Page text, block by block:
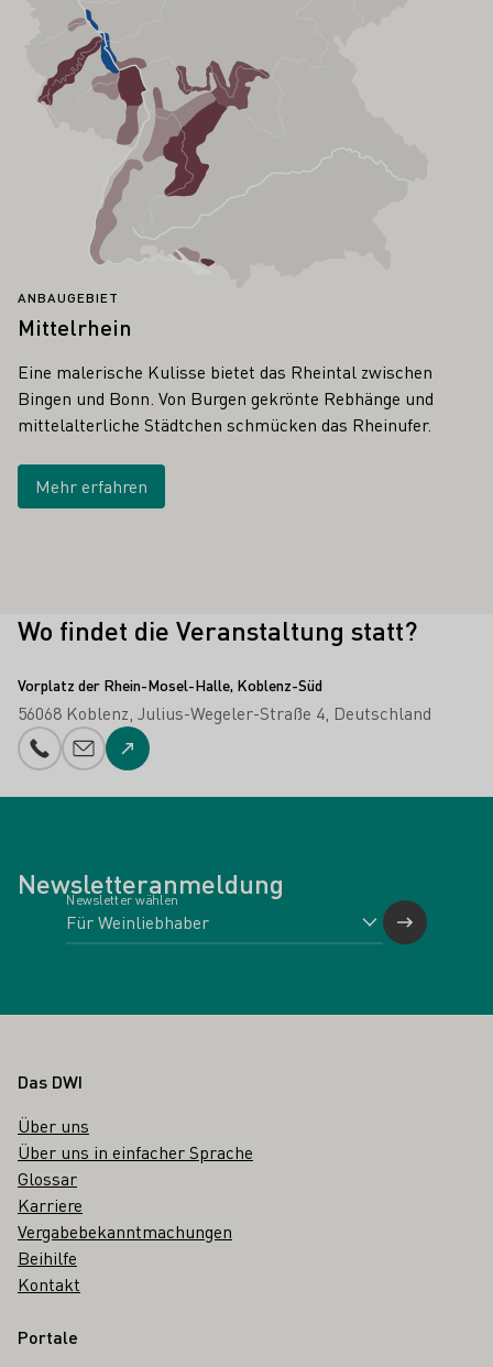
ANBAUGEBIET
Mittelrhein
Eine malerische Kulisse bietet das Rheintal zwischen
Bingen und Bonn. Von Burgen gekrönte Rebhänge und
mittelalterliche Städtchen schmücken das Rheinufer.
Mehr erfahren
Wo findet die Veranstaltung statt?
Vorplatz der Rhein-Mosel-Halle, Koblenz-Süd
56068 Koblenz Julius-Wegeler-Straße 4 Deutschland
Telefonnummer
E-Mail-Adresse
Zur Website
Newsletteranmeldung
Newsletter wählen
Fußbereich
Das DWI
Über uns
Über uns in einfacher Sprache
Glossar
Karriere
Vergabebekanntmachungen
Beihilfe
Kontakt
Portale